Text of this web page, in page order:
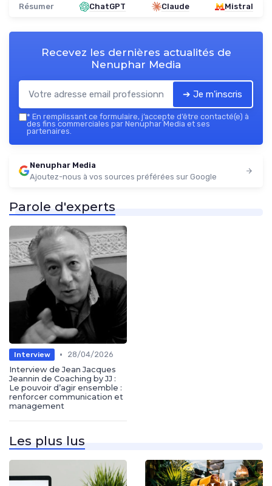
Résumer ChatGPT Claude Mistral
Recevez les dernières actualités de
Nenuphar Media
➔ Je m'inscris
* En remplissant ce formulaire, j’accepte d’être contacté(e) à
des fins commerciales par Nenuphar Media et ses
partenaires.
Nenuphar Media
Ajoutez-nous à vos sources préférées sur Google
Parole d'experts
Interview •
28/04/2026
Interview de Jean Jacques
Jeannin de Coaching by JJ :
Le pouvoir d’agir ensemble :
renforcer communication et
management
Les plus lus